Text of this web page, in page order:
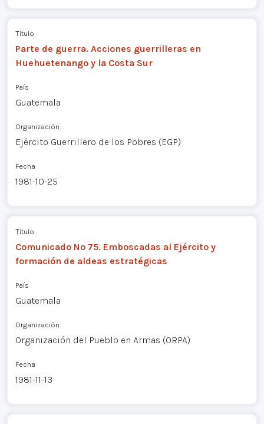
Título
Parte de guerra. Acciones guerrilleras en
Huehuetenango y la Costa Sur
País
Guatemala
Organización
Ejército Guerrillero de los Pobres (EGP)
Fecha
1981-10-25
Título
Comunicado Nº 75. Emboscadas al Ejército y
formación de aldeas estratégicas
País
Guatemala
Organización
Organización del Pueblo en Armas (ORPA)
Fecha
1981-11-13